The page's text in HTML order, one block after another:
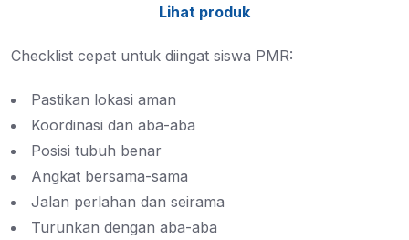
Lihat produk
Checklist cepat untuk diingat siswa PMR:
Pastikan lokasi aman
Koordinasi dan aba-aba
Posisi tubuh benar
Angkat bersama-sama
Jalan perlahan dan seirama
Turunkan dengan aba-aba